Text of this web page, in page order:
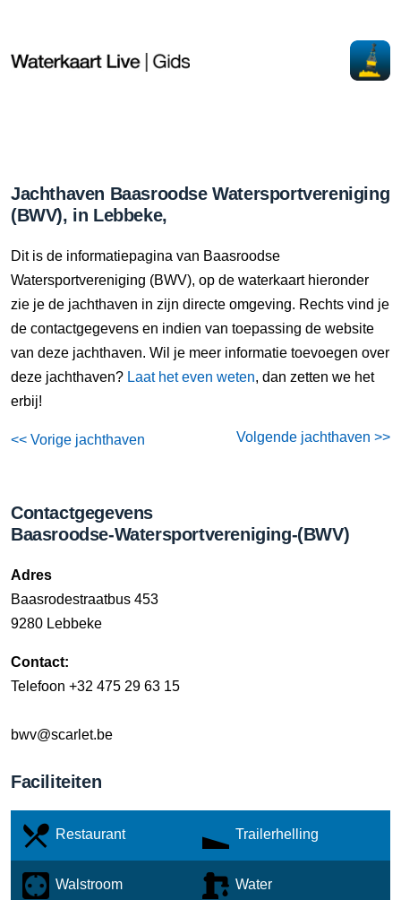
Jachthaven Baasroodse Watersportvereniging
(BWV), in Lebbeke,
Dit is de informatiepagina van Baasroodse
Watersportvereniging (BWV), op de waterkaart hieronder
zie je de jachthaven in zijn directe omgeving. Rechts vind je
de contactgegevens en indien van toepassing de website
van deze jachthaven. Wil je meer informatie toevoegen over
deze jachthaven? Laat het even weten, dan zetten we het
erbij!
<< Vorige jachthaven Volgende jachthaven >>
Contactgegevens
Baasroodse-Watersportvereniging-(BWV)
Adres
Baasrodestraatbus 453
9280 Lebbeke
Contact:
Telefoon +32 475 29 63 15
bwv@scarlet.be
Faciliteiten
Restaurant Trailerhelling
Walstroom Water